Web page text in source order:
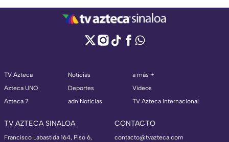
TV Azteca
Azteca UNO
Azteca 7
Noticias
Deportes
adn Noticias
a más +
Videos
TV Azteca Internacional
TV AZTECA SINALOA
Francisco Labastida 164, Piso 6,
CONTACTO
contacto@tvazteca.com